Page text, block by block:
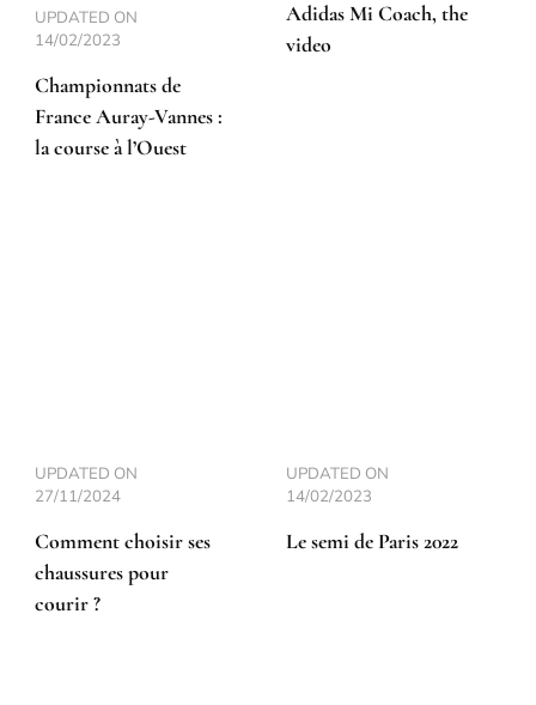
UPDATED ON
14/02/2023
Championnats de
France Auray-Vannes :
la course à l’Ouest
Adidas Mi Coach, the
video
UPDATED ON
27/11/2024
Comment choisir ses
chaussures pour
courir ?
UPDATED ON
14/02/2023
Le semi de Paris 2022